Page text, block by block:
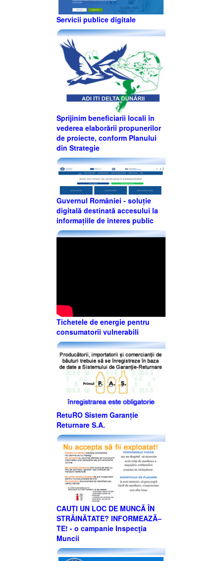
Servicii publice digitale
Sprijinim beneficiarii locali în
vederea elaborării propunerilor
de proiecte, conform Planului
din Strategie
Guvernul României - soluție
digitală destinată accesului la
informațiile de interes public
Tichetele de energie pentru
consumatorii vulnerabili
RetuRO Sistem Garanție
Returnare S.A.
CAUȚI UN LOC DE MUNCĂ ÎN
STRĂINĂTATE? INFORMEAZĂ–
TE! - o campanie Inspecţia
Muncii